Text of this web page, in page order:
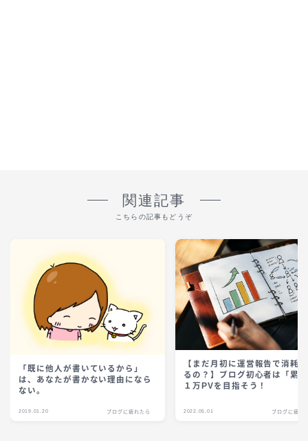
関連記事
こちらの記事もどうぞ
「既に他人が書いているから」
は、あなたが書かない理由になら
ない。
2019.01.20 ブログに疲れたら
【まだ月初に運営報告で消耗
るの？】ブログ初心者は「累
１万PVを目指そう！
2022.05.01 ブログに疲れ